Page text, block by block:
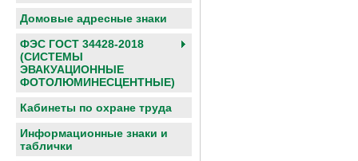
Домовые адресные знаки
ФЭС ГОСТ 34428-2018
(СИСТЕМЫ
ЭВАКУАЦИОННЫЕ
ФОТОЛЮМИНЕСЦЕНТНЫЕ)
Кабинеты по охране труда
Информационные знаки и
таблички